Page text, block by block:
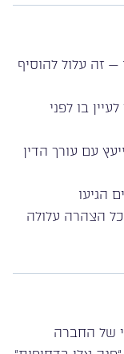
זה עלול להוסיף
בו לפני
עם עורך הדין
הגיעו
הצהרה עלולה
של החברה